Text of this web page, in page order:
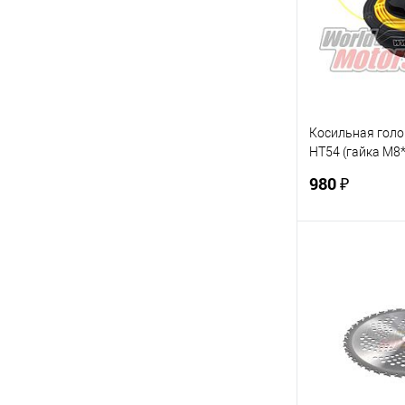
В избранное
Косильная
HT54 (гайка
FS38 (С5192)
980 ₽
Купить в 1
В избранное